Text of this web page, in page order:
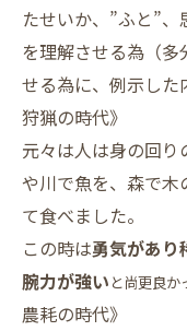
たせいか、”ふと”
を理解させる為（
せる為に、例示した
狩猟の時代》
元々は人は身の回
や川で魚を、森で木
て食べました。
この時は勇気があり
腕力が強い と尚更良か
農耗の時代》